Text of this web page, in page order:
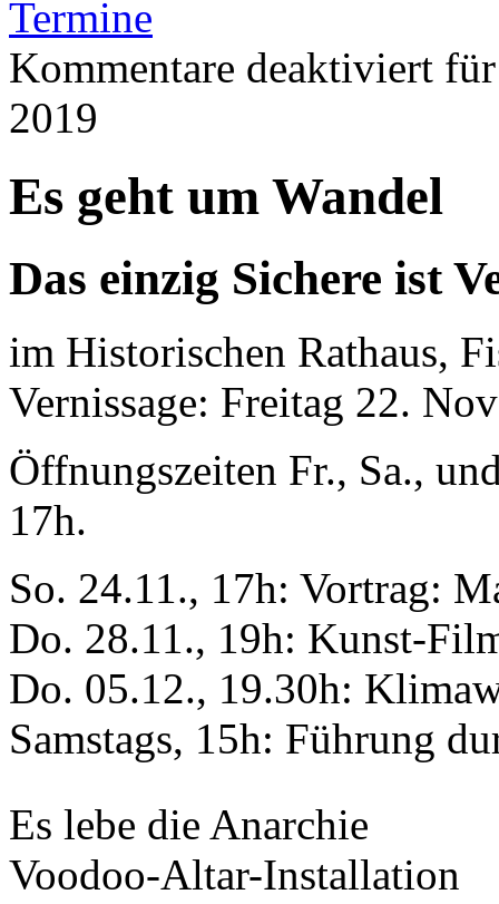
Termine
Kommentare deaktiviert
2019
Es geht um Wandel
Das einzig Sichere ist
im Historischen Rathaus,
Vernissage: Freitag 22.
Öffnungszeiten Fr., Sa.,
17h.
So. 24.11., 17h: Vortrag:
Do. 28.11., 19h: Kunst-
Do. 05.12., 19.30h:
Samstags, 15h: Führung
Es lebe die Anarchie
Voodoo-Altar-Installation